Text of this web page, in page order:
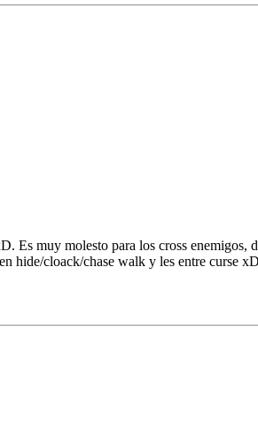
Es muy molesto para los cross enemigos,
hide/cloack/chase walk y les entre curse